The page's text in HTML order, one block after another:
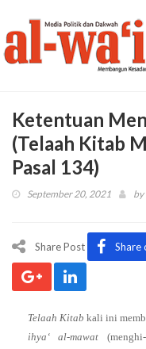
Ketentuan
(Telaah Kitab
Pasal 134)
September 20, 2021 by
Share Post Share
Telaah Kitab kali ini
ihya‘ al-mawat